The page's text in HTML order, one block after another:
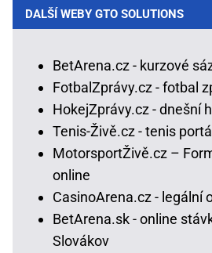
DALŠÍ WEBY GTO SOLUTIONS
BetArena.cz - kurzové
FotbalZprávy.cz - fotbal
HokejZprávy.cz - dnešní
Tenis-Živě.cz - tenis
MotorsportŽivě.cz –
online
CasinoArena.cz - legální
BetArena.sk - online
Slovákov